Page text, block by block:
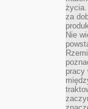
życia.
za
Nie
pracy